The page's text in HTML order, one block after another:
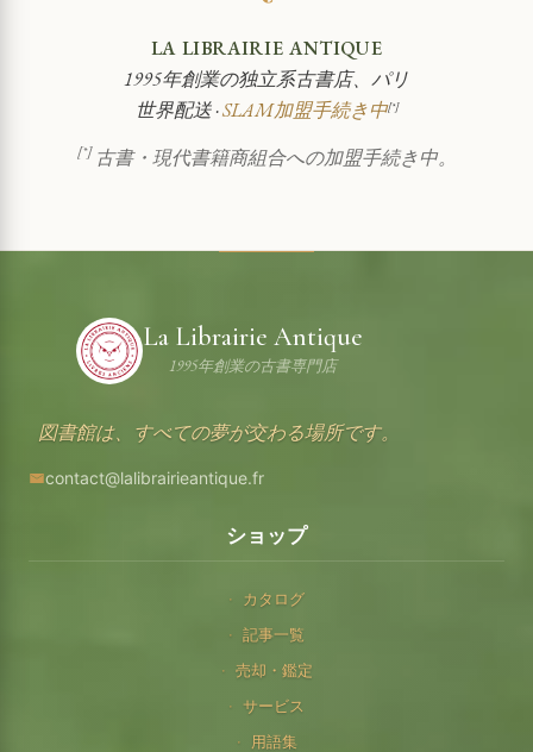
LA LIBRAIRIE ANTIQUE
1995年創業の独立系古書店、パリ
世界配送 ·SLAM加盟手続き中[*]
[*]古書・現代書籍商組合への加盟手続き中。
La Librairie Antique
1995年創業の古書専門店
図書館は、すべての夢が交わる場所です。
contact@lalibrairieantique.fr
ショップ
カタログ
記事一覧
売却・鑑定
サービス
用語集